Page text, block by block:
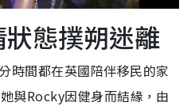
態撲朔迷離
時間都在英國陪伴移民的家
與Rocky因健身而結緣，由